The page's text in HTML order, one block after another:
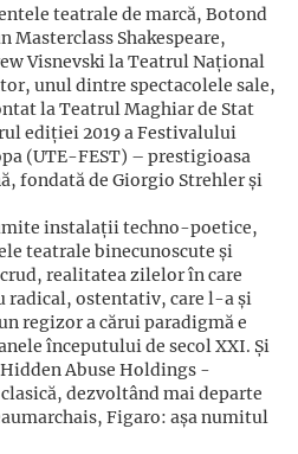
teatrale de marcă, Botond
Masterclass Shakespeare,
Visnevski la Teatrul Național
unul dintre spectacolele sale,
la Teatrul Maghiar de Stat
ediției 2019 a Festivalului
(UTE-FEST) – prestigioasa
fondată de Giorgio Strehler și
instalații techno-poetice,
teatrale binecunoscute și
realitatea zilelor în care
radical, ostentativ, care l-a și
regizor a cărui paradigmă e
începutului de secol XXI. Și
Abuse Holdings -
dezvoltând mai departe
Figaro: așa numitul